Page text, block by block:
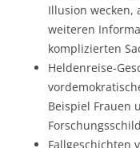
Illusion wecken,
weiteren
komplizierten
Heldenreise-
Beispiel Frauen
Fallgeschichten